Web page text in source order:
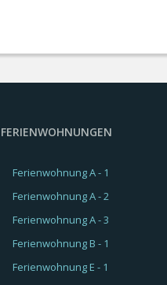
FERIENWOHNUNGEN
Ferienwohnung A - 1
Ferienwohnung A - 2
Ferienwohnung A - 3
Ferienwohnung B - 1
Ferienwohnung E - 1